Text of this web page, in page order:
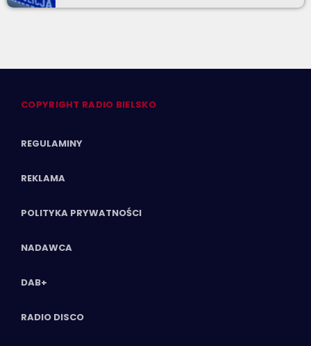
COPYRIGHT RADIO BIELSKO
REGULAMINY
REKLAMA
POLITYKA PRYWATNOŚCI
NADAWCA
DAB+
RADIO DISCO